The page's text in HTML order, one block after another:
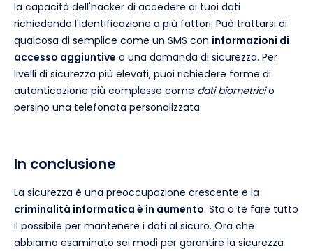
la capacità dell'hacker di accedere ai tuoi dati
richiedendo l'identificazione a più fattori. Può trattarsi di
qualcosa di semplice come un SMS con informazioni di
accesso aggiuntive o una domanda di sicurezza. Per
livelli di sicurezza più elevati, puoi richiedere forme di
autenticazione più complesse come dati biometricio
persino una telefonata personalizzata.
In conclusione
La sicurezza è una preoccupazione crescente e la
criminalità informatica è in aumento. Sta a te fare tutto
il possibile per mantenere i dati al sicuro. Ora che
abbiamo esaminato sei modi per garantire la sicurezza